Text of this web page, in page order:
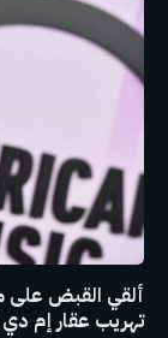
ألقي القبض على
تهريب عقار إم دي